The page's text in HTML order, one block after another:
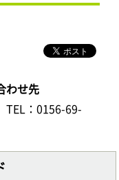
わせ先
TEL：0156-69-